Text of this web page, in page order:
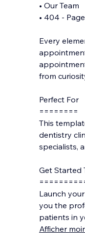
• Our Team
• 404 -
Every
from
Perfect For
========
This
dentistry
specialists,
Get Started
Launch
you the
patients in
Afficher